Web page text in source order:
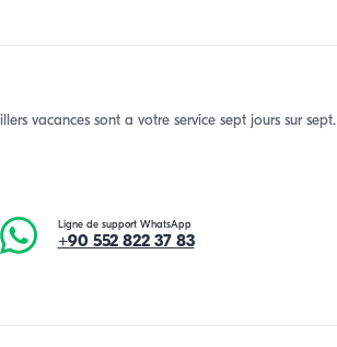
vacances sont a votre service sept jours sur sept.
Ligne de support WhatsApp
+90 552 822 37 83